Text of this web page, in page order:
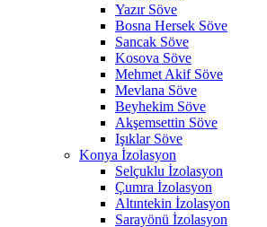
Yazır Söve
Bosna Hersek Söve
Sancak Söve
Kosova Söve
Mehmet Akif Söve
Mevlana Söve
Beyhekim Söve
Akşemsettin Söve
Işıklar Söve
Konya İzolasyon
Selçuklu İzolasyon
Çumra İzolasyon
Altıntekin İzolasyon
Sarayönü İzolasyon